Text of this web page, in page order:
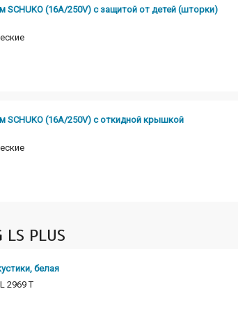
SCHUKO (16A/250V) с защитой от детей (шторки)
SCHUKO (16A/250V) с откидной крышкой
PLUS
белая
2969 T